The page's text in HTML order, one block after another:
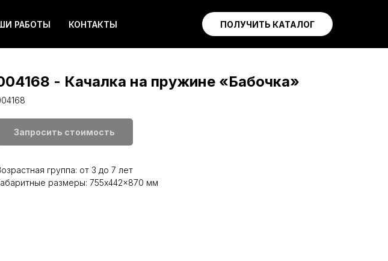
РАБОТЫ КОНТАКТЫ ПОЛУЧИТЬ КАТАЛОГ
- Качалка на пружине «Бабочка»
Запросить стоимость
группа: от 3 до 7 лет
размеры: 755x442x870 мм